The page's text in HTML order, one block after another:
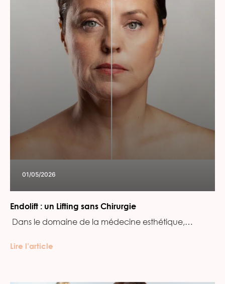
01/05/2026
Endolift : un Lifting sans Chirurgie
‍ Dans le domaine de la médecine esthétique,…
Lire l’article